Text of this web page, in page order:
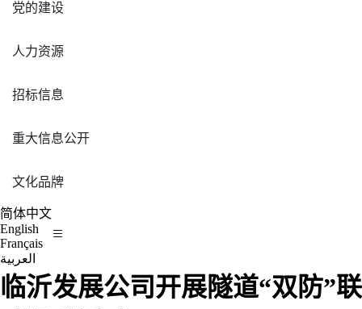
党的建设
人力资源
招标信息
重大信息公开
文化品牌
简体中文
English
Français
العربية
临沂发展公司开展隧道“双防”联